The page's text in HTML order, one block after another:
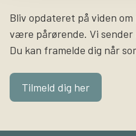
Bliv opdateret på viden
være pårørende. Vi sender
Du kan framelde dig når
Tilmeld dig her